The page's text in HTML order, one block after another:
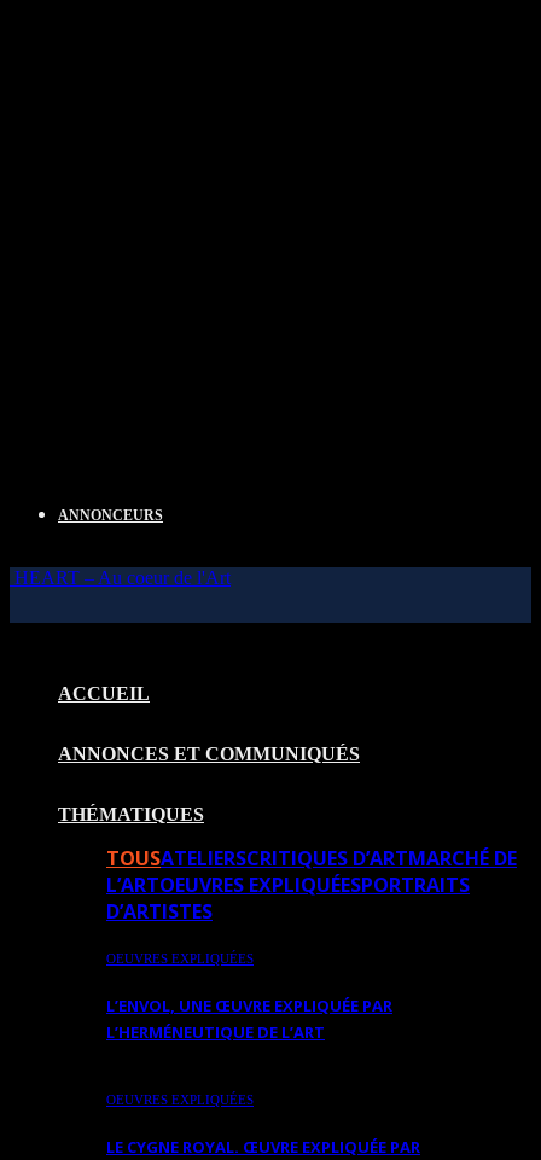
ANNONCEURS
HEART – Au coeur de l'Art
ACCUEIL
ANNONCES ET COMMUNIQUÉS
THÉMATIQUES
TOUSATELIERSCRITIQUES D’ARTMARCHÉ DE
L’ARTOEUVRES EXPLIQUÉESPORTRAITS
D’ARTISTES
OEUVRES EXPLIQUÉES
L’ENVOL, UNE ŒUVRE EXPLIQUÉE PAR
L’HERMÉNEUTIQUE DE L’ART
OEUVRES EXPLIQUÉES
LE CYGNE ROYAL. ŒUVRE EXPLIQUÉE PAR